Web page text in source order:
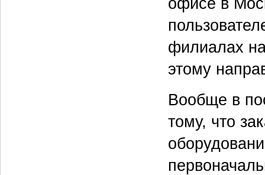
филиалах
этому
Вообще в
тому, что